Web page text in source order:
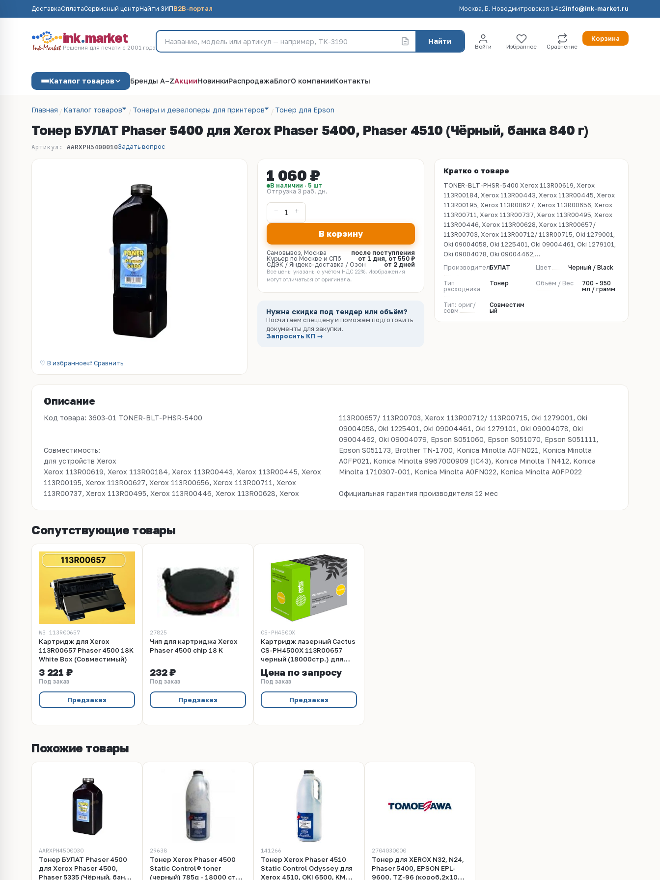
ДоставкаОплатаСервисный центрНайти ЗИПB2B-портал Москва, Б. Новодмитровская 14с2info@ink-market.ru
ink.market
Решения для печати с 2001 года
Найти
Войти Избранное Сравнение
Корзина
Каталог товаров Бренды A–ZАкцииНовинкиРаспродажаБлогО компанииКонтакты
Главная Каталог товаров Тонеры и девелоперы для принтеров Тонер для Epson
Тонер БУЛАТ Phaser 5400 для Xerox Phaser 5400, Phaser 4510 (Чёрный, банка 840 г)
Артикул: AARXPH5400010Задать вопрос
♡ В избранное⇄ Сравнить
1 060 ₽
В наличии · 5 шт
Отгрузка 3 раб. дн.
В корзину
Самовывоз, Москва
после поступления
Курьер по Москве и СПб
от 1 дня, от 550 ₽
СДЭК / Яндекс-доставка / Озон
от 2 дней
Все цены указаны с учётом НДС 22%. Изображения
могут отличаться от оригинала.
Нужна скидка под тендер или объём?
Посчитаем спеццену и поможем подготовить
документы для закупки.
Запросить КП →
Кратко о товаре
TONER-BLT-PHSR-5400 Xerox 113R00619, Xerox
113R00184, Xerox 113R00443, Xerox 113R00445, Xerox
113R00195, Xerox 113R00627, Xerox 113R00656, Xerox
113R00711, Xerox 113R00737, Xerox 113R00495, Xerox
113R00446, Xerox 113R00628, Xerox 113R00657/
113R00703, Xerox 113R00712/ 113R00715, Oki 1279001,
Oki 09004058, Oki 1225401, Oki 09004461, Oki 1279101,
Oki 09004078, Oki 09004462,...
ПроизводительБУЛАТ Цвет Черный / Black
Тип
расходника
Тонер Объём / Вес
700 - 950
мл / грамм
Тип: ориг/
совм
Совместим
ый
Описание
Код товара: 3603-01 TONER-BLT-PHSR-5400
Совместимость:
для устройств Xerox
Xerox 113R00619, Xerox 113R00184, Xerox 113R00443, Xerox 113R00445, Xerox
113R00195, Xerox 113R00627, Xerox 113R00656, Xerox 113R00711, Xerox
113R00737, Xerox 113R00495, Xerox 113R00446, Xerox 113R00628, Xerox
113R00657/ 113R00703, Xerox 113R00712/ 113R00715, Oki 1279001, Oki
09004058, Oki 1225401, Oki 09004461, Oki 1279101, Oki 09004078, Oki
09004462, Oki 09004079, Epson S051060, Epson S051070, Epson S051111,
Epson S051173, Brother TN-1700, Konica Minolta A0FN021, Konica Minolta
A0FP021, Konica Minolta 9967000909 (IC43), Konica Minolta TN412, Konica
Minolta 1710307-001, Konica Minolta A0FN022, Konica Minolta A0FP022
Официальная гарантия производителя 12 мес
Сопутствующие товары
WB 113R00657
Картридж для Xerox
113R00657 Phaser 4500 18K
White Box (Совместимый)
3 221 ₽
Под заказ
Предзаказ
27825
Чип для картриджа Xerox
Phaser 4500 chip 18 K
232 ₽
Под заказ
Предзаказ
CS-PH4500X
Картридж лазерный Cactus
CS-PH4500X 113R00657
черный (18000стр.) для
Xerox Phaser 4500
Цена по запросу
Под заказ
Предзаказ
Похожие товары
AARXPH4500030
Тонер БУЛАТ Phaser 4500
для Xerox Phaser 4500,
Phaser 5335 (Чёрный, банка
29638
Тонер Xerox Phaser 4500
Static Control® toner
(черный) 785g - 18000 стр.
141266
Тонер Xerox Phaser 4510
Static Control Odyssey для
Xerox 4510, OKI 6500, KM
2704030000
Тонер для XEROX N32, N24,
Phaser 5400, EPSON EPL-
9600, TZ-96 (короб,2х10кг)